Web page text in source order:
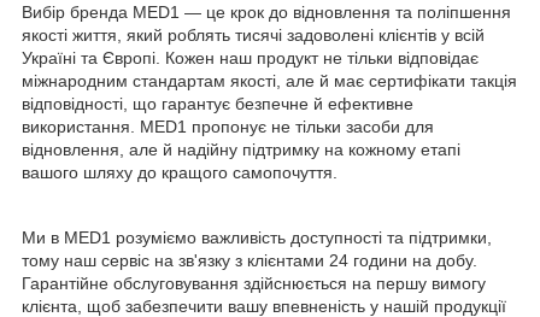
Вибір бренда MED1 — це крок до відновлення та поліпшення
якості життя, який роблять тисячі задоволені клієнтів у всій
Україні та Європі. Кожен наш продукт не тільки відповідає
міжнародним стандартам якості, але й має сертифікати такція
відповідності, що гарантує безпечне й ефективне
використання. MED1 пропонує не тільки засоби для
відновлення, але й надійну підтримку на кожному етапі
вашого шляху до кращого самопочуття.
Ми в MED1 розуміємо важливість доступності та підтримки,
тому наш сервіс на зв'язку з клієнтами 24 години на добу.
Гарантійне обслуговування здійснюється на першу вимогу
клієнта, щоб забезпечити вашу впевненість у нашій продукції